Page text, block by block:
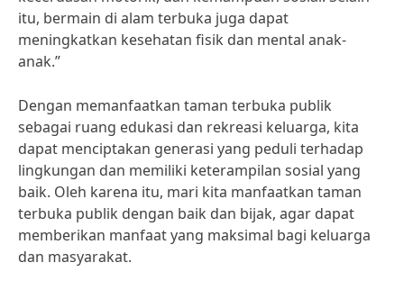
itu, bermain di alam terbuka juga dapat
meningkatkan kesehatan fisik dan mental anak-
anak.”
Dengan memanfaatkan taman terbuka publik
sebagai ruang edukasi dan rekreasi keluarga, kita
dapat menciptakan generasi yang peduli terhadap
lingkungan dan memiliki keterampilan sosial yang
baik. Oleh karena itu, mari kita manfaatkan taman
terbuka publik dengan baik dan bijak, agar dapat
memberikan manfaat yang maksimal bagi keluarga
dan masyarakat.